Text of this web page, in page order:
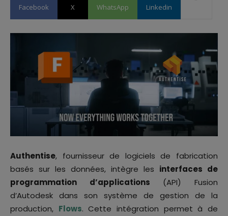
Facebook X WhatsApp Linkedin
Authentise, fournisseur de logiciels de fabrication
basés sur les données, intègre les interfaces de
programmation d’applications (API) Fusion
d’Autodesk dans son système de gestion de la
production, Flows. Cette intégration permet à de